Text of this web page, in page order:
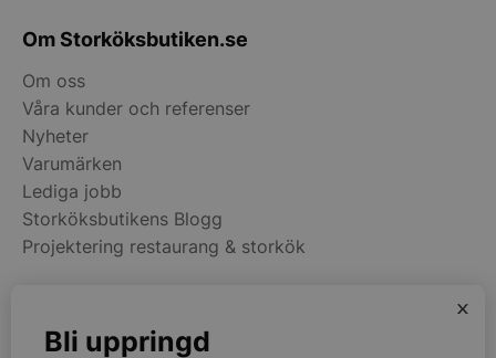
Om Storköksbutiken.se
Om oss
Våra kunder och referenser
Nyheter
Varumärken
Lediga jobb
Storköksbutikens Blogg
Projektering restaurang & storkök
x
Bli uppringd
{32}
woocommerce_cart_hash
woocommerce_items_in_cart